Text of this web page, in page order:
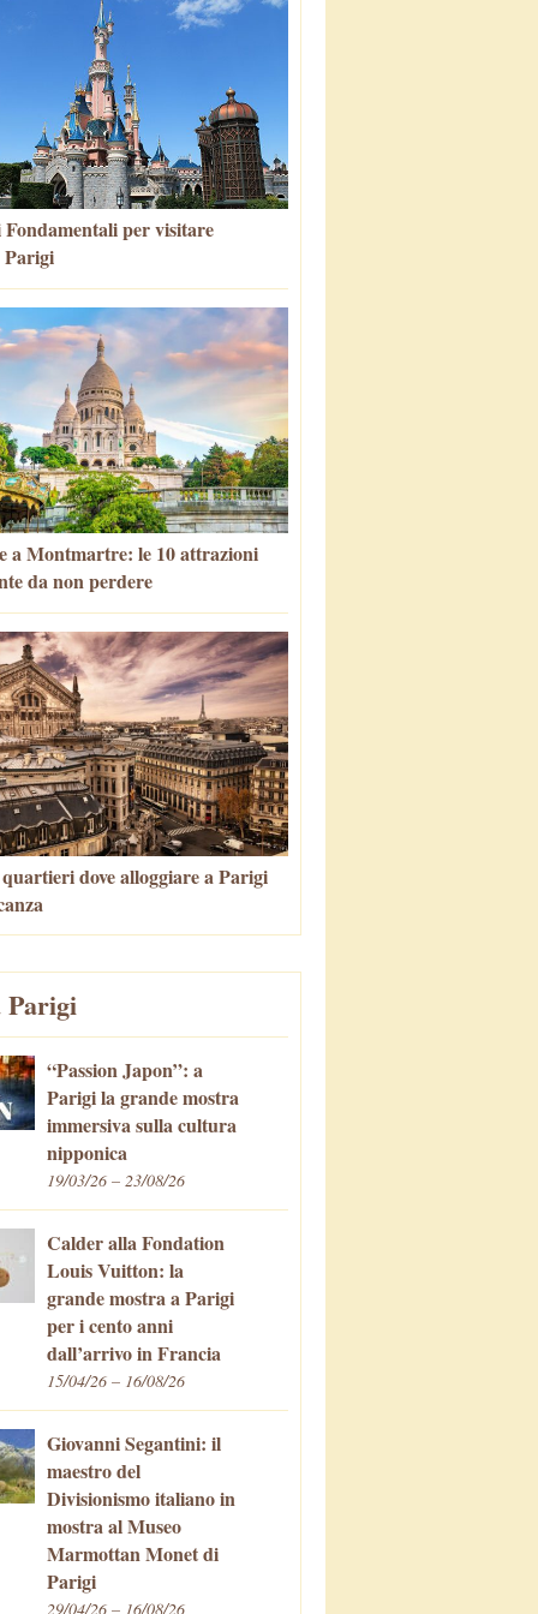
per visitare
Parigi
a Montmartre: le 10 attrazioni
da non perdere
dove alloggiare a Parigi
Parigi
“Passion Japon”: a
Parigi la grande mostra
immersiva sulla cultura
nipponica
19/03/26 – 23/08/26
Calder alla Fondation
Louis Vuitton: la
grande mostra a Parigi
per i cento anni
dall’arrivo in Francia
15/04/26 – 16/08/26
Giovanni Segantini: il
maestro del
Divisionismo italiano in
mostra al Museo
Marmottan Monet di
Parigi
29/04/26 – 16/08/26